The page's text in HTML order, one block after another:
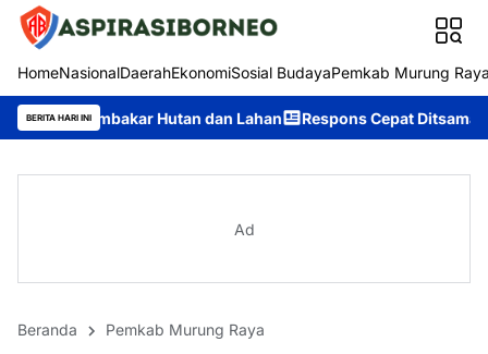
HomeNasionalDaerahEkonomiSosial BudayaPemkab Murung
BERITA HARI INI
Hutan dan Lahan Respons Cepat Ditsamapta Polda Kalteng
Ad
Beranda Pemkab Murung Raya